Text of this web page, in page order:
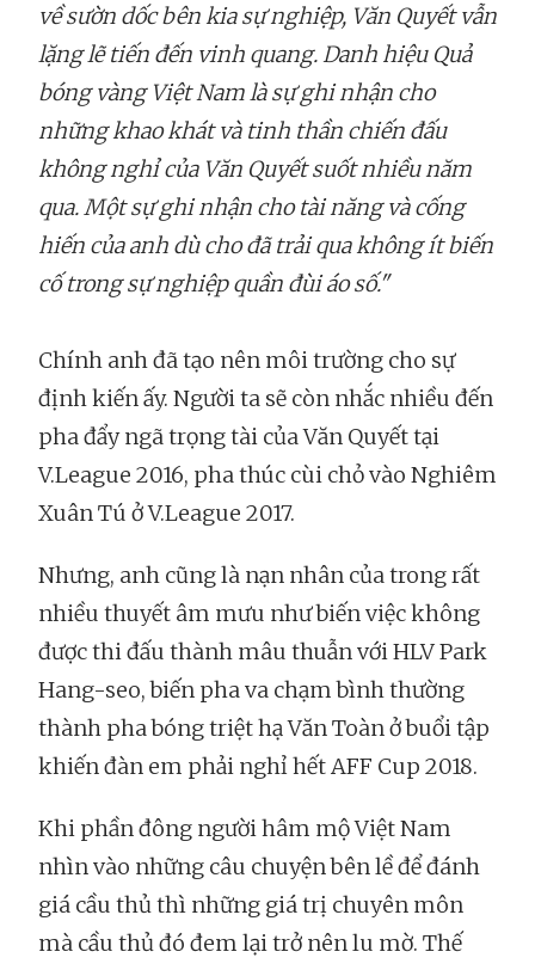
về sườn dốc bên kia sự nghiệp, Văn Quyết vẫn
lặng lẽ tiến đến vinh quang. Danh hiệu Quả
bóng vàng Việt Nam là sự ghi nhận cho
những khao khát và tinh thần chiến đấu
không nghỉ của Văn Quyết suốt nhiều năm
qua. Một sự ghi nhận cho tài năng và cống
hiến của anh dù cho đã trải qua không ít biến
cố trong sự nghiệp quần đùi áo số."
Chính anh đã tạo nên môi trường cho sự
định kiến ấy. Người ta sẽ còn nhắc nhiều đến
pha đẩy ngã trọng tài của Văn Quyết tại
V.League 2016, pha thúc cùi chỏ vào Nghiêm
Xuân Tú ở V.League 2017.
Nhưng, anh cũng là nạn nhân của trong rất
nhiều thuyết âm mưu như biến việc không
được thi đấu thành mâu thuẫn với HLV Park
Hang-seo, biến pha va chạm bình thường
thành pha bóng triệt hạ Văn Toàn ở buổi tập
khiến đàn em phải nghỉ hết AFF Cup 2018.
Khi phần đông người hâm mộ Việt Nam
nhìn vào những câu chuyện bên lề để đánh
giá cầu thủ thì những giá trị chuyên môn
mà cầu thủ đó đem lại trở nên lu mờ. Thế